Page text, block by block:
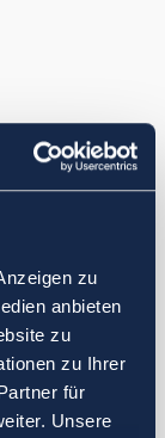
zu
anbieten
zu
zu Ihrer
für
Unsere